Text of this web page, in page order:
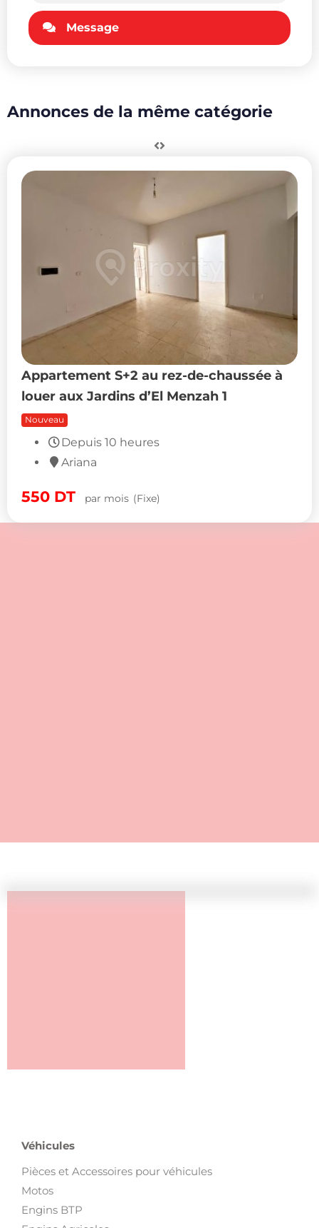
Message
Annonces de la même catégorie
Appartement S+2 au rez-de-chaussée à
louer aux Jardins d’El Menzah 1
Nouveau
550DT
Motos
Engins BTP
Engins Agricoles
Équipement Garage
Camions